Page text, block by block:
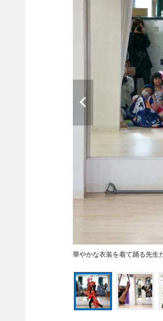
華やかな衣装を着て踊る先生